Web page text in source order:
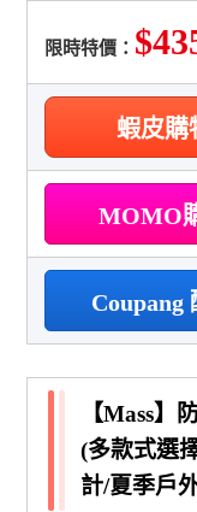
限時特價：
蝦皮購
MOMO
Coupang
【Mass】
(多款式選
計/夏季戶